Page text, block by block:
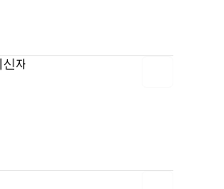
신재생에너지